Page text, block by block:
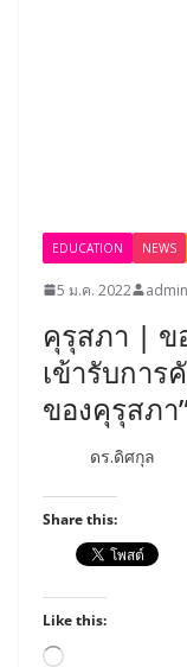
EDUCATION NEWS
5 ม.ค. 2022 admin
คุรุสภา | ข
เข้ารับการ
ของคุรุสภา
ดร.ดิศกุล
Share this:
Like this:
Loading…